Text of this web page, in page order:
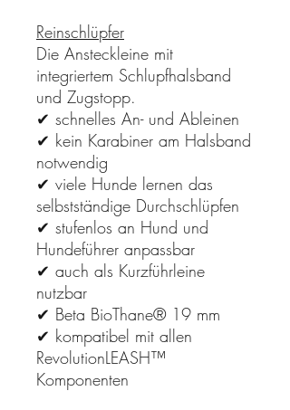
Reinschlüpfer
Die Ansteckleine mit
integriertem Schlupfhalsband
und Zugstopp.
✔ schnelles An- und Ableinen
✔ kein Karabiner am Halsband
notwendig
✔ viele Hunde lernen das
selbstständige Durchschlüpfen
✔ stufenlos an Hund und
Hundeführer anpassbar
✔ auch als Kurzführleine
nutzbar
✔ Beta BioThane® 19 mm
✔ kompatibel mit allen
RevolutionLEASH™
Komponenten